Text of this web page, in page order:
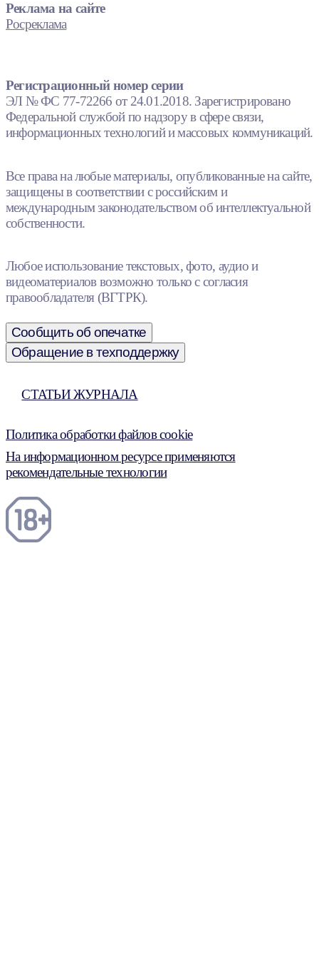
Реклама на сайте
Росреклама
Регистрационный номер серии
ЭЛ № ФС 77-72266 от 24.01.2018. Зарегистрировано
Федеральной службой по надзору в сфере связи,
информационных технологий и массовых коммуникаций.
Все права на любые материалы, опубликованные на сайте,
защищены в соответствии с российским и
международным законодательством об интеллектуальной
собственности.
Любое использование текстовых, фото, аудио и
видеоматериалов возможно только с согласия
правообладателя (ВГТРК).
Сообщить об опечатке
Обращение в техподдержку
СТАТЬИ ЖУРНАЛА
Политика обработки файлов cookie
На информационном ресурсе применяются
рекомендательные технологии